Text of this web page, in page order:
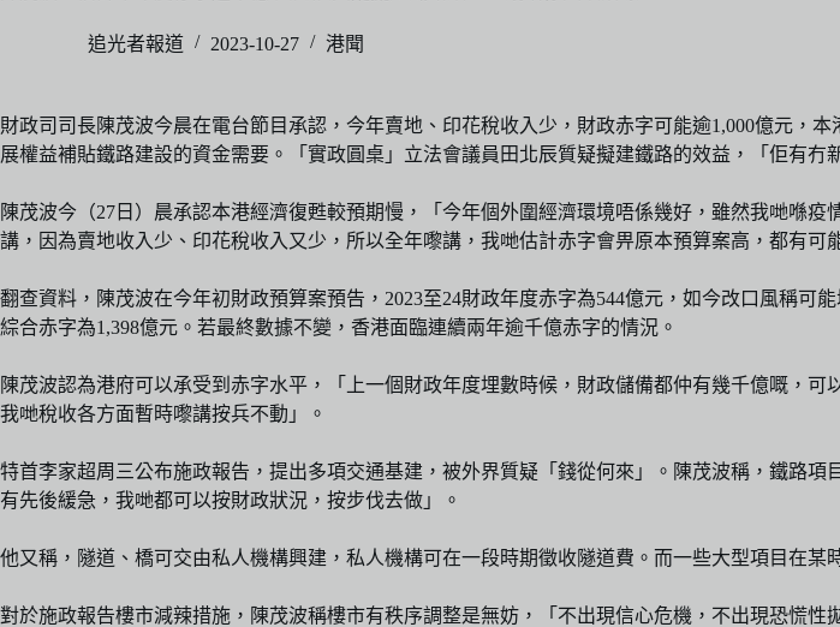
追光者報道 2023-10-27 港聞
財政司司長陳茂波今晨在電台節目承認，今年賣地、印花稅收入少，財政赤字可能逾1,000億元，
展權益補貼鐵路建設的資金需要。「實政圓桌」立法會議員田北辰質疑擬建鐵路的效益，「佢有冇
陳茂波今（27日）晨承認本港經濟復甦較預期慢，「今年個外圍經濟環境唔係幾好，雖然我哋喺
講，因為賣地收入少、印花稅收入又少，所以全年嚟講，我哋估計赤字會畀原本預算案高，都有可
翻查資料，陳茂波在今年初財政預算案預告，2023至24財政年度赤字為544億元，如今改口風稱
綜合赤字為1,398億元。若最終數據不變，香港面臨連續兩年逾千億赤字的情況。
陳茂波認為港府可以承受到赤字水平，「上一個財政年度埋數時候，財政儲備都仲有幾千億嘅，
我哋稅收各方面暫時嚟講按兵不動」。
特首李家超周三公布施政報告，提出多項交通基建，被外界質疑「錢從何來」。陳茂波稱，鐵路
有先後緩急，我哋都可以按財政狀況，按步伐去做」。
他又稱，隧道、橋可交由私人機構興建，私人機構可在一段時期徵收隧道費。而一些大型項目在某
對於施政報告樓市減辣措施，陳茂波稱樓市有秩序調整是無妨，「不出現信心危機，不出現恐慌